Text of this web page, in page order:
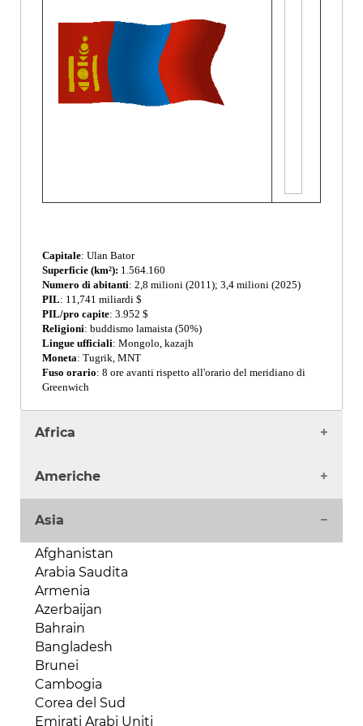
Africa
Angola
Benin
Burkina Faso
Burundi
Camerun
Capo Verde
Ciad
Comore
Costa d'Avorio
Egitto
Eritrea
Etiopia
Gabon
Americhe
Argentina
Bahamas
Barbados
Belize
Bermuda
Bolivia
Brasile
Canada
Cile
Colombia
Costa Rica
Asia
Afghanistan
Arabia Saudita
Armenia
Azerbaijan
Bahrain
Bangladesh
Brunei
Cambogia
Corea del Sud
Emirati Arabi Uniti
Capitale: Ulan Bator
Superficie (km²): 1.564.160
Numero di abitanti: 2,8 milioni (2011); 3,4 milioni (2025)
PIL: 11,741 miliardi $
PIL/pro capite: 3.952 $
Religioni: buddismo lamaista (50%)
Lingue ufficiali: Mongolo, kazajh
Moneta: Tugrik, MNT
Fuso orario: 8 ore avanti rispetto all'orario del meridiano di
Greenwich